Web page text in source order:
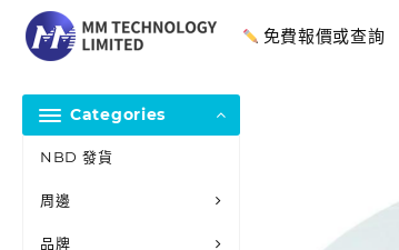
免費報價或查詢
Categories
NBD 發貨
周邊
品牌